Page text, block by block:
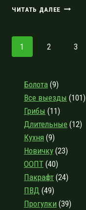
ЧИТАТЬ ДАЛЕЕ ТЁМНЫЕ
ВТОРОЙ:
Навигация
страницам
1 2 3
Болота (9)
Все выезды (101)
Грибы (11)
Длительные (12)
Кухня (9)
Новичку (23)
ООПТ (40)
Пакрафт (24)
ПВД (49)
Прогулки (39)